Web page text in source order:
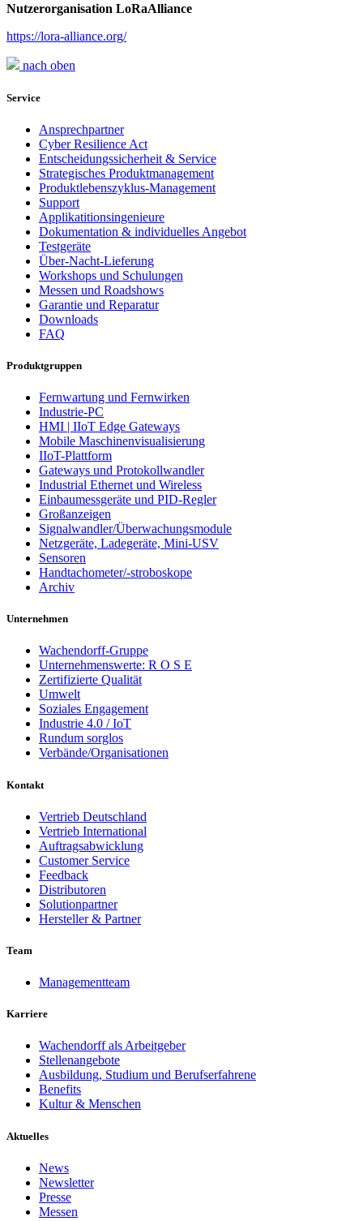
Nutzerorganisation LoRaAlliance
https://lora-alliance.org/
nach oben
Service
Ansprechpartner
Cyber Resilience Act
Entscheidungssicherheit & Service
Strategisches Produktmanagement
Produktlebenszyklus-Management
Support
Applikatitionsingenieure
Dokumentation & individuelles Angebot
Testgeräte
Über-Nacht-Lieferung
Workshops und Schulungen
Messen und Roadshows
Garantie und Reparatur
Downloads
FAQ
Produktgruppen
Fernwartung und Fernwirken
Industrie-PC
HMI | IIoT Edge Gateways
Mobile Maschinenvisualisierung
IIoT-Plattform
Gateways und Protokollwandler
Industrial Ethernet und Wireless
Einbaumessgeräte und PID-Regler
Großanzeigen
Signalwandler/Überwachungsmodule
Netzgeräte, Ladegeräte, Mini-USV
Sensoren
Handtachometer/-stroboskope
Archiv
Unternehmen
Wachendorff-Gruppe
Unternehmenswerte: R O S E
Zertifizierte Qualität
Umwelt
Soziales Engagement
Industrie 4.0 / IoT
Rundum sorglos
Verbände/Organisationen
Kontakt
Vertrieb Deutschland
Vertrieb International
Auftragsabwicklung
Customer Service
Feedback
Distributoren
Solutionpartner
Hersteller & Partner
Team
Managementteam
Karriere
Wachendorff als Arbeitgeber
Stellenangebote
Ausbildung, Studium und Berufserfahrene
Benefits
Kultur & Menschen
Aktuelles
News
Newsletter
Presse
Messen